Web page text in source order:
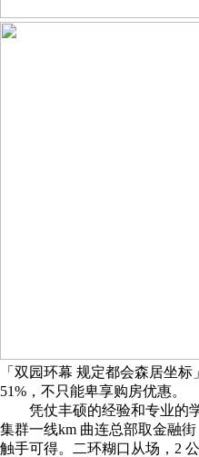
「双园环幕 规定都会森居坐
51%，不只能卑享购房优惠。
凭仗丰硕的经验和专业的学
集群一线km 曲连总部取金融
触手可得。二环糊口从场，2